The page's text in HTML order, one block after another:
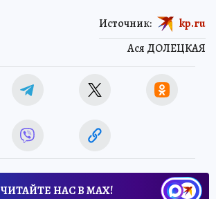
Ася ДОЛЕЦКАЯ
Источник: kp.ru
ЧИТАЙТЕ НАС В МАХ!